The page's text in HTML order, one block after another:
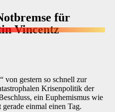
für
Vincentz
von gestern so schnell zur
Krisenpolitik der
ein Euphemismus wie
einmal einen Tag.